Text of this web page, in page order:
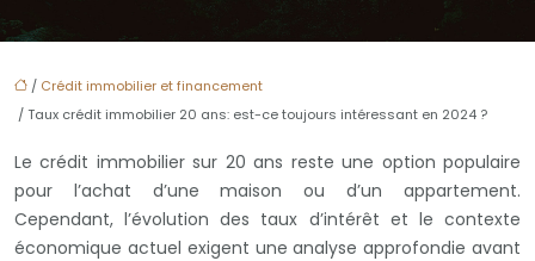
/ Crédit immobilier et financement
/ Taux crédit immobilier 20 ans: est-ce toujours intéressant en 2024 ?
Le crédit immobilier sur 20 ans reste une option populaire
pour l’achat d’une maison ou d’un appartement.
Cependant, l’évolution des taux d’intérêt et le contexte
économique actuel exigent une analyse approfondie avant